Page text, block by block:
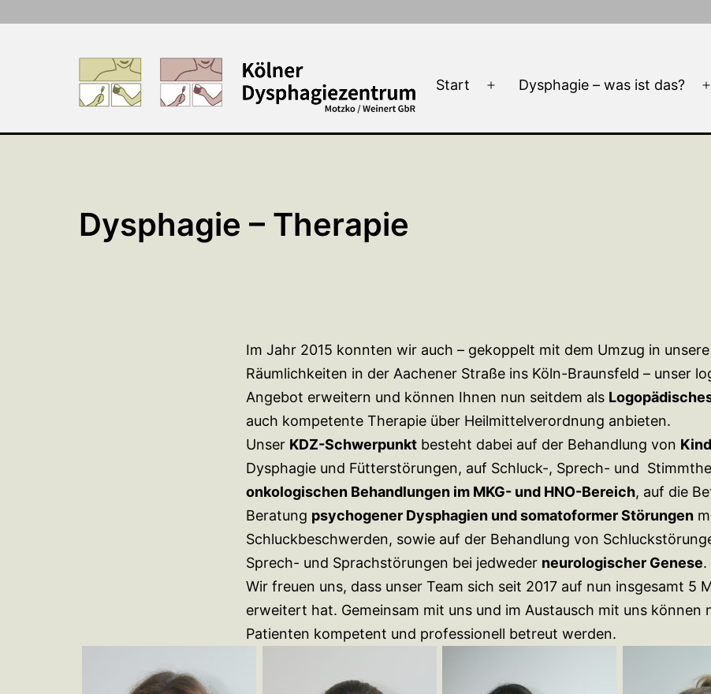
Start
Menü
Dysphagie – was ist das?
Dysphagie – Therapie
Im Jahr 2015 konnten wir auch – gekoppelt mit dem Umzug in
Räumlichkeiten in der Aachener Straße ins Köln-Braunsfeld – unser
Angebot erweitern und können Ihnen nun seitdem als
auch kompetente Therapie über Heilmittelverordnung anbieten.
Unser KDZ-Schwerpunkt besteht dabei auf der Behandlung von
Dysphagie und Fütterstörungen, auf Schluck-, Sprech- und
onkologischen Behandlungen im MKG- und HNO-Bereich, auf die
Beratung psychogener Dysphagien und somatoformer Störungen
Schluckbeschwerden, sowie auf der Behandlung von
Sprech- und Sprachstörungen bei jedweder neurologischer Genese.
Wir freuen uns, dass unser Team sich seit 2017 auf nun insgesamt 5
erweitert hat. Gemeinsam mit uns und im Austausch mit uns können
Patienten kompetent und professionell betreut werden.